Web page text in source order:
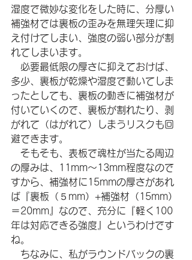
湿度で微妙な変化をした時に、分厚い
補強材では裏板の歪みを無理矢理に抑
え付けてしまい、強度の弱い部分が割
れてしまいます。
必要最低限の厚さに抑えておけば、
多少、裏板が乾燥や湿度で動いてしま
ったとしても、裏板の動きに補強材が
付いていくので、裏板が割れたり、剥
がれて（はがれて）しまうリスクも回
避できます。
そもそも、表板で魂柱が当たる周辺
の厚みは、11mm〜13mm程度なので
すから、補強材に15mmの厚さがあれ
ば『裏板（５mm）+補強材（15mm）
＝20mm』なので、充分に『軽く100
年は対応できる強度』というわけです
ね。
ちなみに、私がラウンドバックの裏